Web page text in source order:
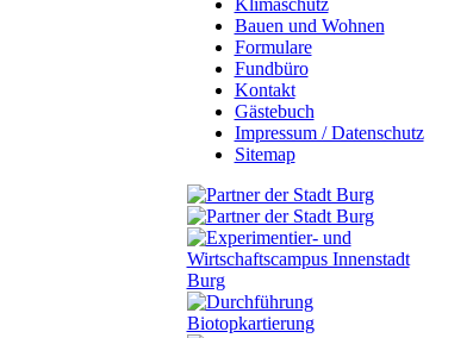
Bauen und Wohnen
Formulare
Fundbüro
Kontakt
Gästebuch
Impressum / Datenschutz
Sitemap